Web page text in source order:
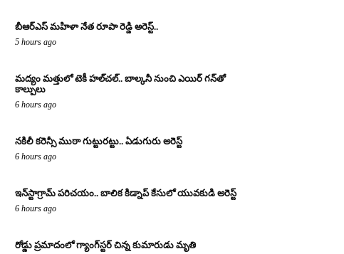
బీఆర్ఎస్ మహిళా నేత రూపా రెడ్డి అరెస్ట్..
5 hours ago
మద్యం మత్తులో టెకీ హల్‌చల్.. బాల్కనీ నుంచి ఎయిర్ గన్‌తో
కాల్పులు
6 hours ago
నకిలీ కరెన్సీ ముఠా గుట్టురట్టు.. ఏడుగురు అరెస్ట్
6 hours ago
ఇన్‌స్టాగ్రామ్ పరిచయం.. బాలిక కిడ్నాప్ కేసులో యువకుడి అరెస్ట్
6 hours ago
రోడ్డు ప్రమాదంలో గ్యాంగ్‌స్టర్ చిన్న కుమారుడు మృతి